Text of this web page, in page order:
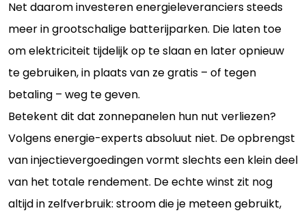
Net daarom investeren energieleveranciers steeds
meer in grootschalige batterijparken. Die laten toe
om elektriciteit tijdelijk op te slaan en later opnieuw
te gebruiken, in plaats van ze gratis – of tegen
betaling – weg te geven.
Betekent dit dat zonnepanelen hun nut verliezen?
Volgens energie-experts absoluut niet. De opbrengst
van injectievergoedingen vormt slechts een klein deel
van het totale rendement. De echte winst zit nog
altijd in zelfverbruik: stroom die je meteen gebruikt,